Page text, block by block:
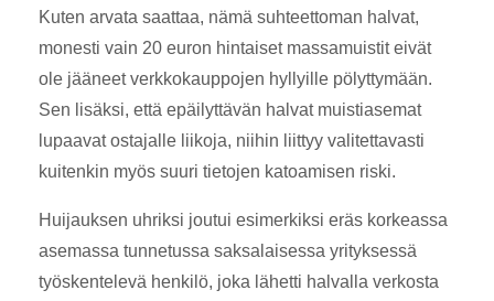
Kuten arvata saattaa, nämä suhteettoman halvat,
monesti vain 20 euron hintaiset massamuistit eivät
ole jääneet verkkokauppojen hyllyille pölyttymään.
Sen lisäksi, että epäilyttävän halvat muistiasemat
lupaavat ostajalle liikoja, niihin liittyy valitettavasti
kuitenkin myös suuri tietojen katoamisen riski.
Huijauksen uhriksi joutui esimerkiksi eräs korkeassa
asemassa tunnetussa saksalaisessa yrityksessä
työskentelevä henkilö, joka lähetti halvalla verkosta